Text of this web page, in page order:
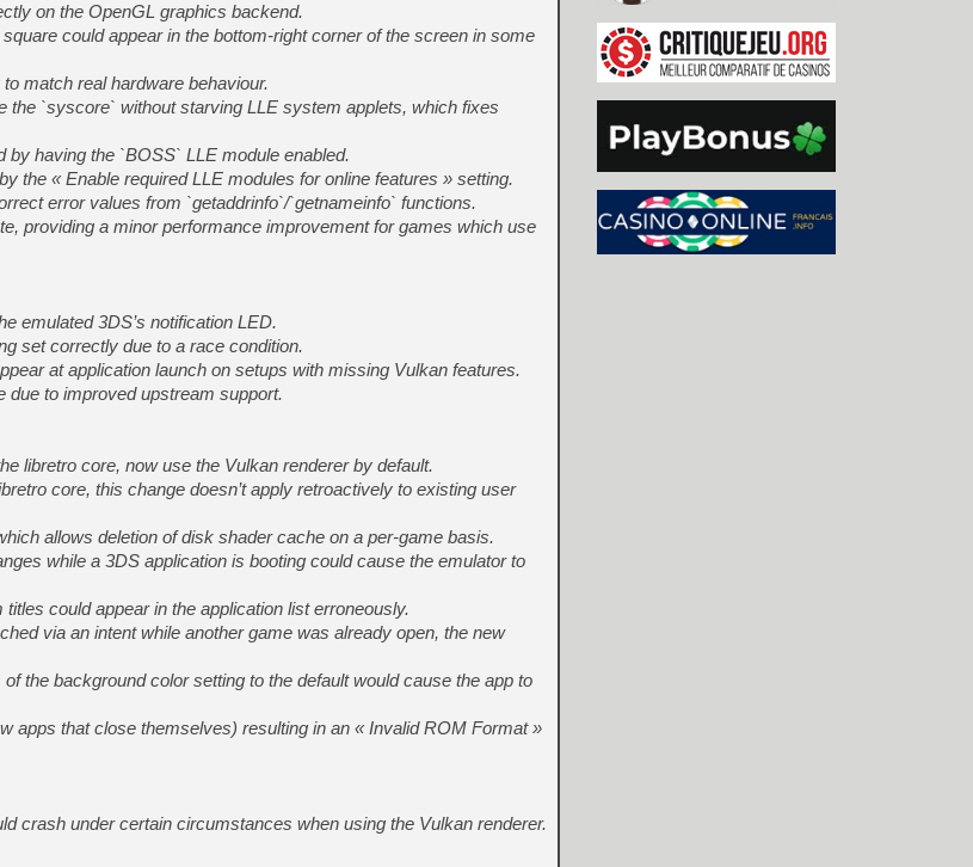
on the OpenGL graphics backend.
could appear in the bottom-right corner of the screen in some
match real hardware behaviour.
the `syscore` without starving LLE system applets, which fixes
having the `BOSS` LLE module enabled.
the « Enable required LLE modules for online features » setting.
error values from `getaddrinfo`/`getnameinfo` functions.
providing a minor performance improvement for games which use
emulated 3DS’s notification LED.
set correctly due to a race condition.
at application launch on setups with missing Vulkan features.
to improved upstream support.
libretro core, now use the Vulkan renderer by default.
core, this change doesn’t apply retroactively to existing user
allows deletion of disk shader cache on a per-game basis.
while a 3DS application is booting could cause the emulator to
could appear in the application list erroneously.
via an intent while another game was already open, the new
the background color setting to the default would cause the app to
apps that close themselves) resulting in an « Invalid ROM Format »
crash under certain circumstances when using the Vulkan renderer.